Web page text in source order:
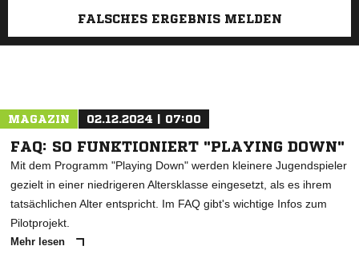
FALSCHES ERGEBNIS MELDEN
MAGAZIN 02.12.2024 | 07:00
FAQ: SO FUNKTIONIERT "PLAYING DOWN"
Mit dem Programm "Playing Down" werden kleinere Jugendspieler
gezielt in einer niedrigeren Altersklasse eingesetzt, als es ihrem
tatsächlichen Alter entspricht. Im FAQ gibt's wichtige Infos zum
Pilotprojekt.
Mehr lesen